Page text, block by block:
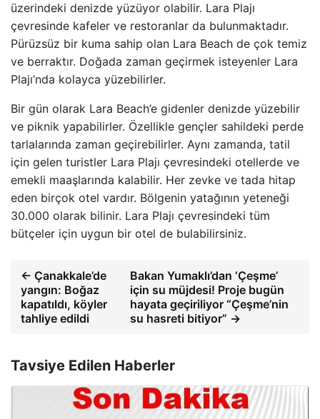
üzerindeki denizde yüzüyor olabilir. Lara Plajı
çevresinde kafeler ve restoranlar da bulunmaktadır.
Pürüzsüz bir kuma sahip olan Lara Beach de çok temiz
ve berraktır. Doğada zaman geçirmek isteyenler Lara
Plajı’nda kolayca yüzebilirler.
Bir gün olarak Lara Beach’e gidenler denizde yüzebilir
ve piknik yapabilirler. Özellikle gençler sahildeki perde
tarlalarında zaman geçirebilirler. Aynı zamanda, tatil
için gelen turistler Lara Plajı çevresindeki otellerde ve
emekli maaşlarında kalabilir. Her zevke ve tada hitap
eden birçok otel vardır. Bölgenin yatağının yeteneği
30.000 olarak bilinir. Lara Plajı çevresindeki tüm
bütçeler için uygun bir otel de bulabilirsiniz.
← Çanakkale’de
yangın: Boğaz
kapatıldı, köyler
tahliye edildi
Bakan Yumaklı’dan ‘Çeşme’
için su müjdesi! Proje bugün
hayata geçiriliyor “Çeşme’nin
su hasreti bitiyor” →
Tavsiye Edilen Haberler